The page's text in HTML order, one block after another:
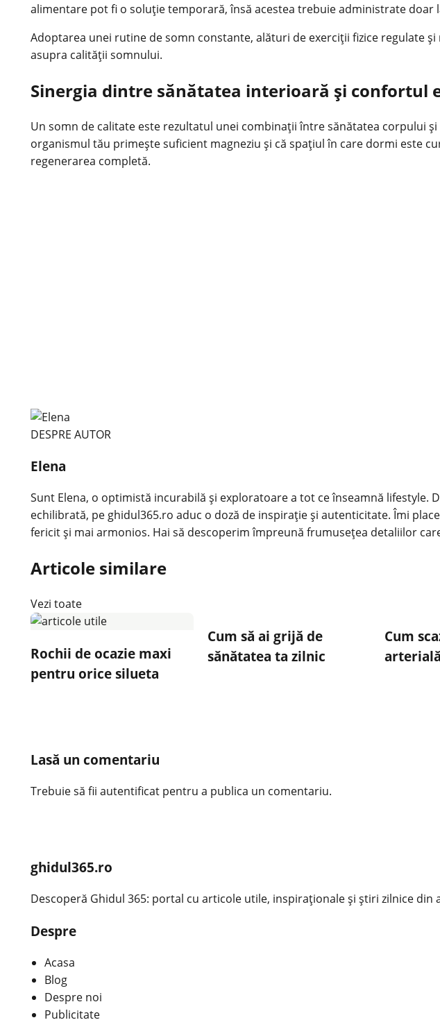
alimentare pot fi o soluție temporară, însă acestea trebuie administrate doar
Adoptarea unei rutine de somn constante, alături de exerciții fizice regulate
asupra calității somnului.
Sinergia dintre sănătatea interioară și confortul
Un somn de calitate este rezultatul unei combinații între sănătatea corpului
organismul tău primește suficient magneziu și că spațiul în care dormi este
regenerarea completă.
DESPRE AUTOR
Elena
Sunt Elena, o optimistă incurabilă și exploratoare a tot ce înseamnă
echilibrată, pe ghidul365.ro aduc o doză de inspirație și autenticitate. Îmi
fericit și mai armonios. Hai să descoperim împreună frumusețea detaliilor
Articole similare
Vezi toate
Rochii de ocazie maxi
pentru orice silueta
Cum să ai grijă de
sănătatea ta zilnic
Cum
Lasă un comentariu
Trebuie să fii autentificat pentru a publica un comentariu.
ghidul365.ro
Descoperă Ghidul 365: portal cu articole utile, inspiraționale și știri zilnice din
Despre
Acasa
Blog
Despre noi
Publicitate